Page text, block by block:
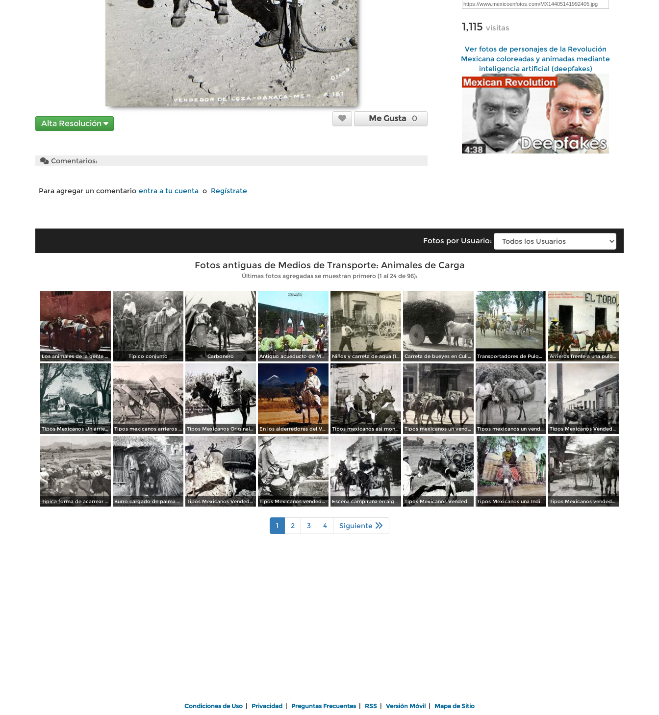
Alta Resolución
Me Gusta 0
Comentarios:
Para agregar un comentario entra a tu cuenta o Regístrate
1,115 visitas
Ver fotos de personajes de la Revolución
Mexicana coloreadas y animadas mediante
inteligencia artificial (deepfakes)
Fotos por Usuario:
Fotos antiguas de Medios de Transporte: Animales de Carga
Últimas fotos agregadas se muestran primero (1 al 24 de 96):
Los animales de la gente pobre Típico conjunto Carbonero Antiguo acueducto de Morelia Michoacán. Niños y carreta de agua (1908) Carreta de bueyes en Culiacán Transportadores de Pulque por La Calzada de Tlalpan ( Fechada en 1922 ). Arrieros frente a una pulquería llamada El Toro
Tipos Mexicanos Un arriero de Amecameca, Edo. de México. Tipos mexicanos arrieros cargando madera. Tipos Mexicanos Original medio de transporte. En los alderredores del Volcan Citlaltepetl o Pico de Orizaba Veracruz . Tipos mexicanos asi montan los toros.. Tipos mexicanos un vendedor de lena. Tipos mexicanos un vendedor de Oaxaca. Tipos Mexicanos Vendedor de agua.
Típica forma de acarrear agua Burro cargado de palma para techar Tipos Mexicanos Vendedor de carbon. Tipos Mexicanos vendedor leche Ciudad de México. Escena campirana en alguna Hacienda. Tipos Mexicanos Vendedor de loza. Tipos Mexicanos una India de viaje ( Circulada el 18 de Septiembre de 1925 ) Tipos Mexicanos vendedor de huevos.
1 2 3 4 Siguiente
Condiciones de Uso Privacidad Preguntas Frecuentes RSS Versión Móvil Mapa de Sitio